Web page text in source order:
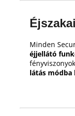
Minden
éjjellátó
látás módba